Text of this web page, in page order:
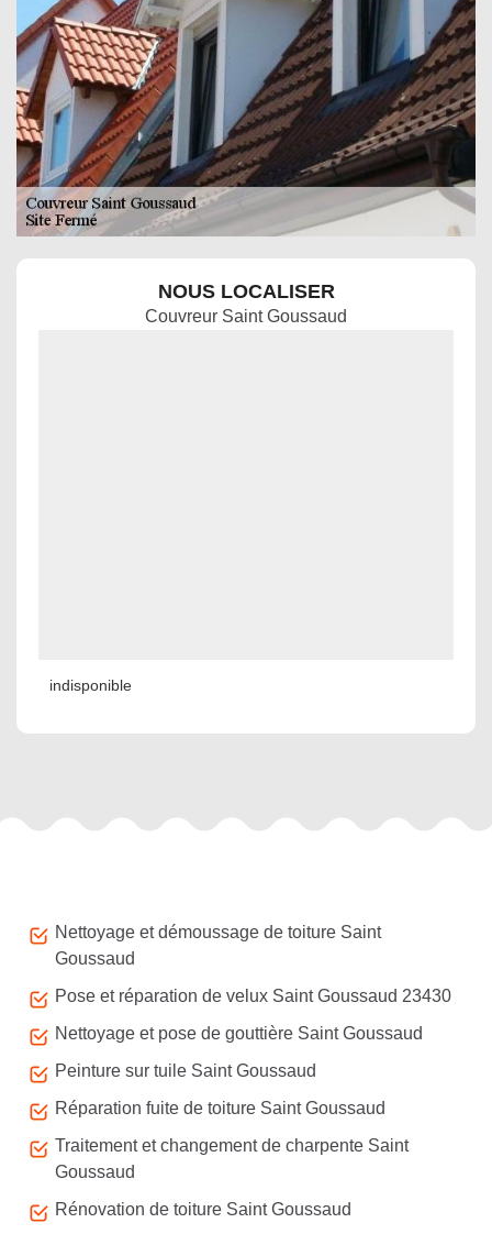
NOUS LOCALISER
Couvreur Saint Goussaud
indisponible
Nettoyage et démoussage de toiture Saint
Goussaud
Pose et réparation de velux Saint Goussaud 23430
Nettoyage et pose de gouttière Saint Goussaud
Peinture sur tuile Saint Goussaud
Réparation fuite de toiture Saint Goussaud
Traitement et changement de charpente Saint
Goussaud
Rénovation de toiture Saint Goussaud